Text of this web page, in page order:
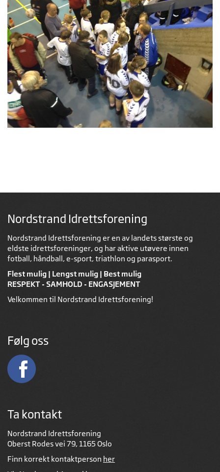
Nordstrand Idrettsforening
Nordstrand Idrettsforening er en av landets største og
eldste idrettsforeninger, og har aktive utøvere innen
fotball, håndball, e-sport, triathlon og parasport.
Flest mulig | Lengst mulig | Best mulig
RESPEKT - SAMHOLD - ENGASJEMENT
Velkommen til Nordstrand Idrettsforening!
Følg oss
Ta kontakt
Nordstrand Idrettsforening
Oberst Rodes vei 79, 1165 Oslo
Finn korrekt kontaktperson her